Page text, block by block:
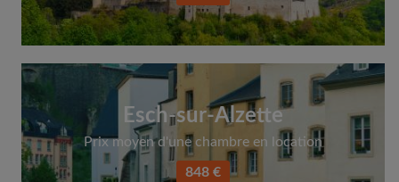
Esch-sur-Alzette
Prix moyen d'une chambre en location
848 €